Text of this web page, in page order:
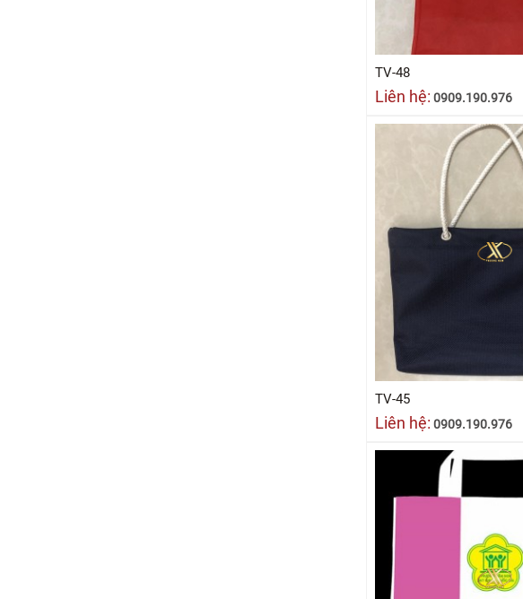
TV-48
Liên hệ: 0909.190.976
TV-45
Liên hệ: 0909.190.976